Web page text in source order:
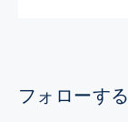
フォローする